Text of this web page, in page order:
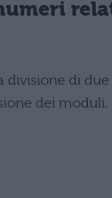
divisione di
dei moduli.